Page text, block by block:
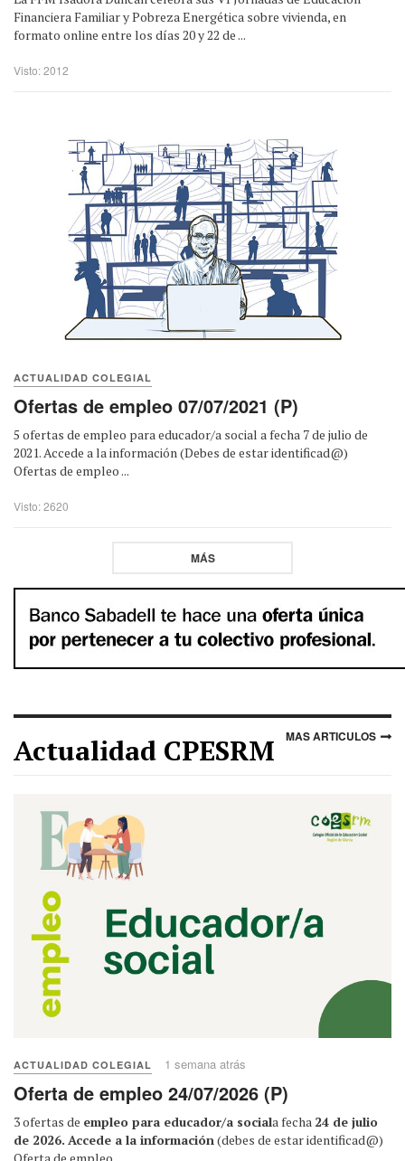
Financiera Familiar y Pobreza Energética sobre vivienda, en
formato online entre los días 20 y 22 de ...
Visto: 2012
ACTUALIDAD COLEGIAL
Ofertas de empleo 07/07/2021 (P)
5 ofertas de empleo para educador/a social a fecha 7 de julio de
2021. Accede a la información (Debes de estar identificad@)
Ofertas de empleo ...
Visto: 2620
MÁS
Actualidad CPESRM MAS ARTICULOS
ACTUALIDAD COLEGIAL 1 semana atrás
Oferta de empleo 24/07/2026 (P)
3 ofertas de empleo para educador/a sociala fecha 24 de julio
de 2026. Accede a la información(debes de estar identificad@)